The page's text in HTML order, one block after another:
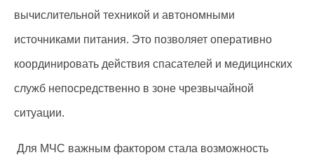
вычислительной техникой и автономными
источниками питания. Это позволяет оперативно
координировать действия спасателей и медицинских
служб непосредственно в зоне чрезвычайной
ситуации.
Для МЧС важным фактором стала возможность